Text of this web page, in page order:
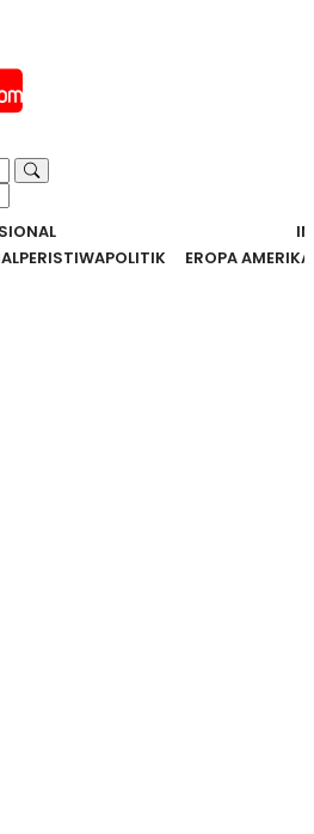
PERISTIWAPOLITIK
EROPA AMERIKA